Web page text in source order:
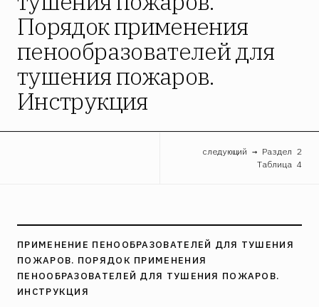
Порядок применения
пенообразователей для
тушения пожаров.
Инструкция
следующий → Раздел 2
Таблица 4
ПРИМЕНЕНИЕ ПЕНООБРАЗОВАТЕЛЕЙ ДЛЯ ТУШЕНИЯ
ПОЖАРОВ. ПОРЯДОК ПРИМЕНЕНИЯ
ПЕНООБРАЗОВАТЕЛЕЙ ДЛЯ ТУШЕНИЯ ПОЖАРОВ.
ИНСТРУКЦИЯ